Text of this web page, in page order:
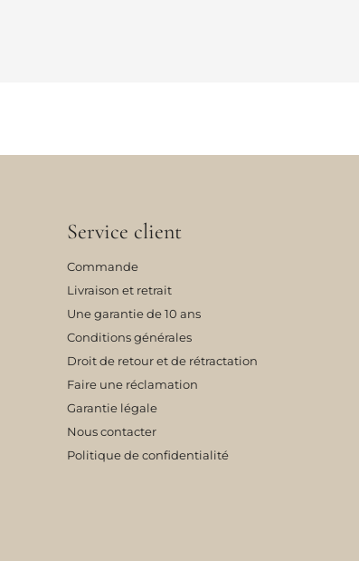
Service client
Commande
Livraison et retrait
Une garantie de 10 ans
Conditions générales
Droit de retour et de rétractation
Faire une réclamation
Garantie légale
Nous contacter
Politique de confidentialité